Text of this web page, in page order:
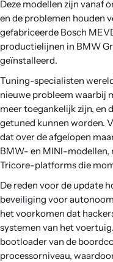
Deze modellen zijn vanaf
en de problemen houden
gefabriceerde Bosch
productielijnen in BMW
geïnstalleerd.
Tuning-specialisten
nieuwe probleem waarbij
meer toegankelijk zijn, en
getuned kunnen worden.
dat over de afgelopen
BMW- en MINI-modellen,
Tricore-platforms die
De reden voor de update
beveiliging voor
het voorkomen dat
systemen van het
bootloader van de
processorniveau,